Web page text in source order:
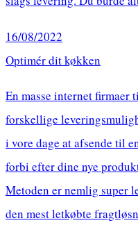
16/08/2022
Optimér dit køkken
En masse internet
forskellige
i vore dage at afsende til
forbi efter dine nye
Metoden er nemlig super
den mest letkøbte